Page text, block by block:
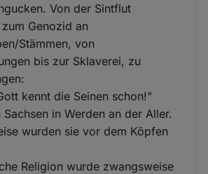
Von der Sintflut
Genozid an
Stämmen, von
bis zur Sklaverei, zu
kennt die Seinen schon!"
in Werden an der Aller.
wurden sie vor dem Köpfen
Religion wurde zwangsweise